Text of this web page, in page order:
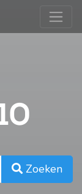
Zoeken